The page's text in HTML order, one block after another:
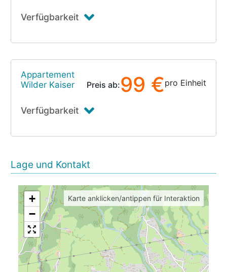
Verfügbarkeit
Appartement
Wilder Kaiser
Preis ab:99 €pro Einheit
Verfügbarkeit
Lage und Kontakt
+
−
Karte anklicken/antippen für Interaktion